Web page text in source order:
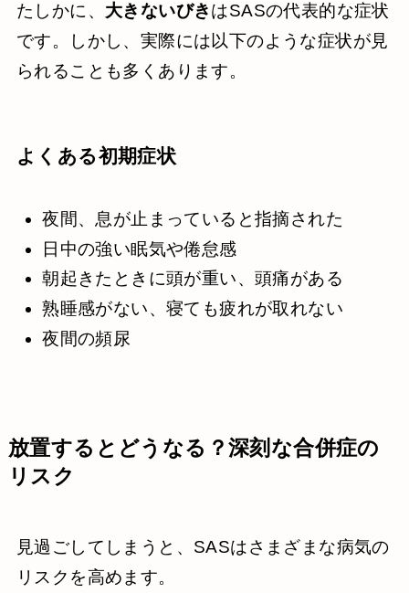
たしかに、 大きないびきはSASの代表的な症状
です。しかし、実際には以下のような症状が見
られることも多くあります。
よくある初期症状
夜間、息が止まっていると指摘された
日中の強い眠気や倦怠感
朝起きたときに頭が重い、頭痛がある
熟睡感がない、寝ても疲れが取れない
夜間の頻尿
放置するとどうなる？深刻な合併症の
リスク
見過ごしてしまうと、SASはさまざまな病気の
リスクを高めます。